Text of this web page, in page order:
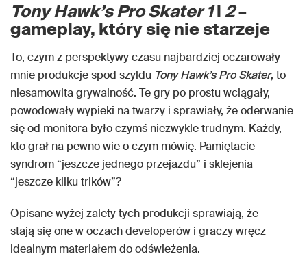
Tony Hawk’s Pro Skater 1i2–
gameplay, który się nie starzeje
To, czym z perspektywy czasu najbardziej oczarowały
mnie produkcje spod szyldu Tony Hawk’s Pro Skater, to
niesamowita grywalność. Te gry po prostu wciągały,
powodowały wypieki na twarzy i sprawiały, że oderwanie
się od monitora było czymś niezwykle trudnym. Każdy,
kto grał na pewno wie o czym mówię. Pamiętacie
syndrom “jeszcze jednego przejazdu” i sklejenia
“jeszcze kilku trików”?
Opisane wyżej zalety tych produkcji sprawiają, że
stają się one w oczach developerów i graczy wręcz
idealnym materiałem do odświeżenia.